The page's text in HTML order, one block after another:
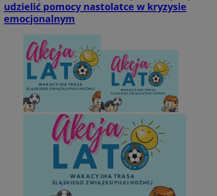
udzielić pomocy nastolatce w kryzysie
emocjonalnym